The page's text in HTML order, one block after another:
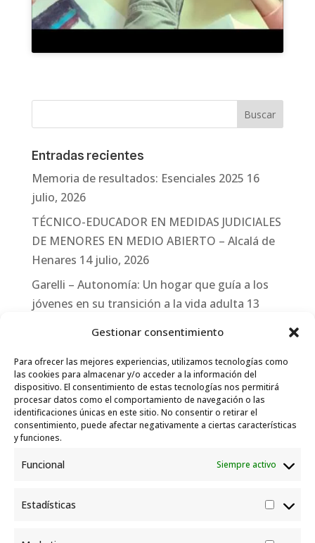
Gestionar consentimiento
Para ofrecer las mejores experiencias, utilizamos tecnologías como
las cookies para almacenar y/o acceder a la información del
dispositivo. El consentimiento de estas tecnologías nos permitirá
procesar datos como el comportamiento de navegación o las
identificaciones únicas en este sitio. No consentir o retirar el
consentimiento, puede afectar negativamente a ciertas características
y funciones.
Funcional Siempre activo
Estadísticas
Entradas recientes
Memoria de resultados: Esenciales 2025 16
julio, 2026
TÉCNICO-EDUCADOR EN MEDIDAS JUDICIALES
DE MENORES EN MEDIO ABIERTO – Alcalá de
Henares 14 julio, 2026
Garelli – Autonomía: Un hogar que guía a los
jóvenes en su transición a la vida adulta 13
Garelli-Refugio: Acciones de empleo en el
marco del Sistema de Acogida de Protección
Internacional 10 julio, 2026